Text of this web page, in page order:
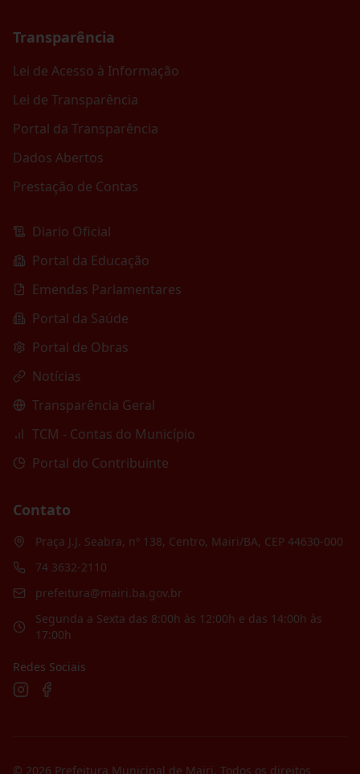
Transparência
Lei de Acesso à Informação
Lei de Transparência
Portal da Transparência
Dados Abertos
Prestação de Contas
Diario Oficial
Portal da Educação
Emendas Parlamentares
Portal da Saúde
Portal de Obras
Notícias
Transparência Geral
TCM - Contas do Município
Portal do Contribuinte
Contato
Praça J.J. Seabra, nº 138, Centro, Mairi/BA, CEP 44630-000
74 3632-2110
prefeitura@mairi.ba.gov.br
Segunda a Sexta das 8:00h às 12:00h e das 14:00h às
17:00h
Redes Sociais
© 2026 Prefeitura Municipal de Mairi. Todos os direitos